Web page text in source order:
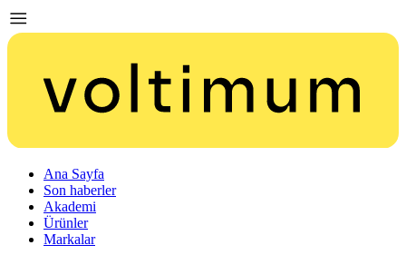
Ana Sayfa
Son haberler
Akademi
Ürünler
Markalar